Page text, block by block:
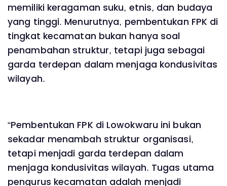
memiliki keragaman suku, etnis, dan budaya
yang tinggi. Menurutnya, pembentukan FPK di
tingkat kecamatan bukan hanya soal
penambahan struktur, tetapi juga sebagai
garda terdepan dalam menjaga kondusivitas
wilayah.
“Pembentukan FPK di Lowokwaru ini bukan
sekadar menambah struktur organisasi,
tetapi menjadi garda terdepan dalam
menjaga kondusivitas wilayah. Tugas utama
pengurus kecamatan adalah menjadi